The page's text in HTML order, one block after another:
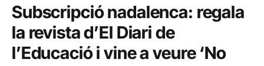
Subscripció nadalenca: regala
la revista d’El Diari de
l’Educació i vine a veure ‘No